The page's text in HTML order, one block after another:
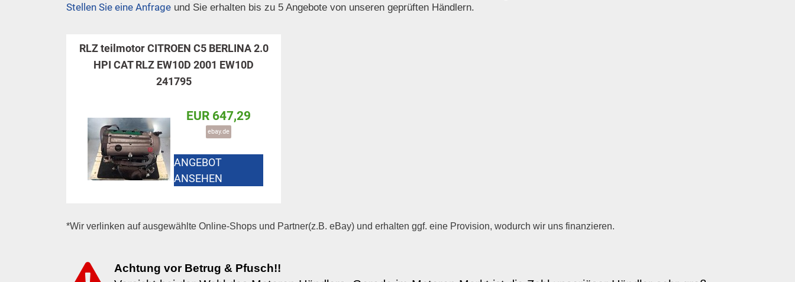
Stellen Sie eine Anfrage und Sie erhalten bis zu 5 Angebote von unseren geprüften Händlern.
RLZ teilmotor CITROEN C5 BERLINA 2.0
HPI CAT RLZ EW10D 2001 EW10D
241795
EUR 647,29
ebay.de
ANGEBOT
ANSEHEN
*Wir verlinken auf ausgewählte Online-Shops und Partner(z.B. eBay) und erhalten ggf. eine Provision, wodurch wir uns finanzieren.
Achtung vor Betrug & Pfusch!!